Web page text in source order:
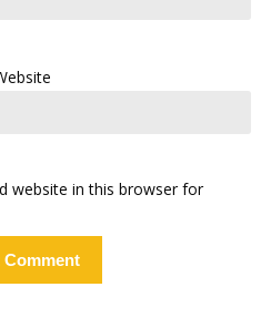
website in this browser for